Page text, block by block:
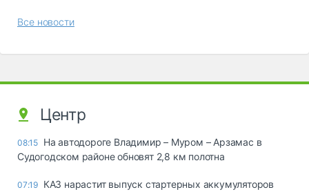
Все новости
Центр
08:15 На автодороге Владимир – Муром – Арзамас в
Судогодском районе обновят 2,8 км полотна
07:19 КАЗ нарастит выпуск стартерных аккумуляторов